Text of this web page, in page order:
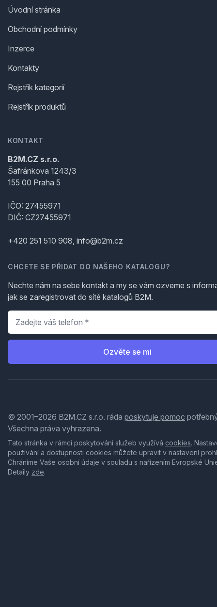
Úvodní stránka
Obchodní podmínky
Inzerce
Kontakty
Rejstřík kategorií
Rejstřík produktů
KONTAKT
B2M.CZ s.r.o.
Šafránkova 1243/3
155 00 Praha 5
IČO: 27455971
DIČ: CZ27455971
+420 251 510 908, info@b2m.cz
CHCETE SE PŘIDAT DO NAŠEHO KATALOGU?
Nechte nám na sebe kontakt a my se vám ozveme s
jak se zaregistrovat do sítě katalogů B2M.
Telefon
Ozvěte se mi
© 2001–2026 B2M.CZ s.r.o. ráda poskytuje pomoc
Všechna práva vyhrazena.
Tato stránka v rámci poskytování služeb využívá cookies.
používání a dostupnosti cookies můžete upravit v nastavení
Chráníme Vaše osobní údaje v souladu s nařízením Evropské
Detaily zde.